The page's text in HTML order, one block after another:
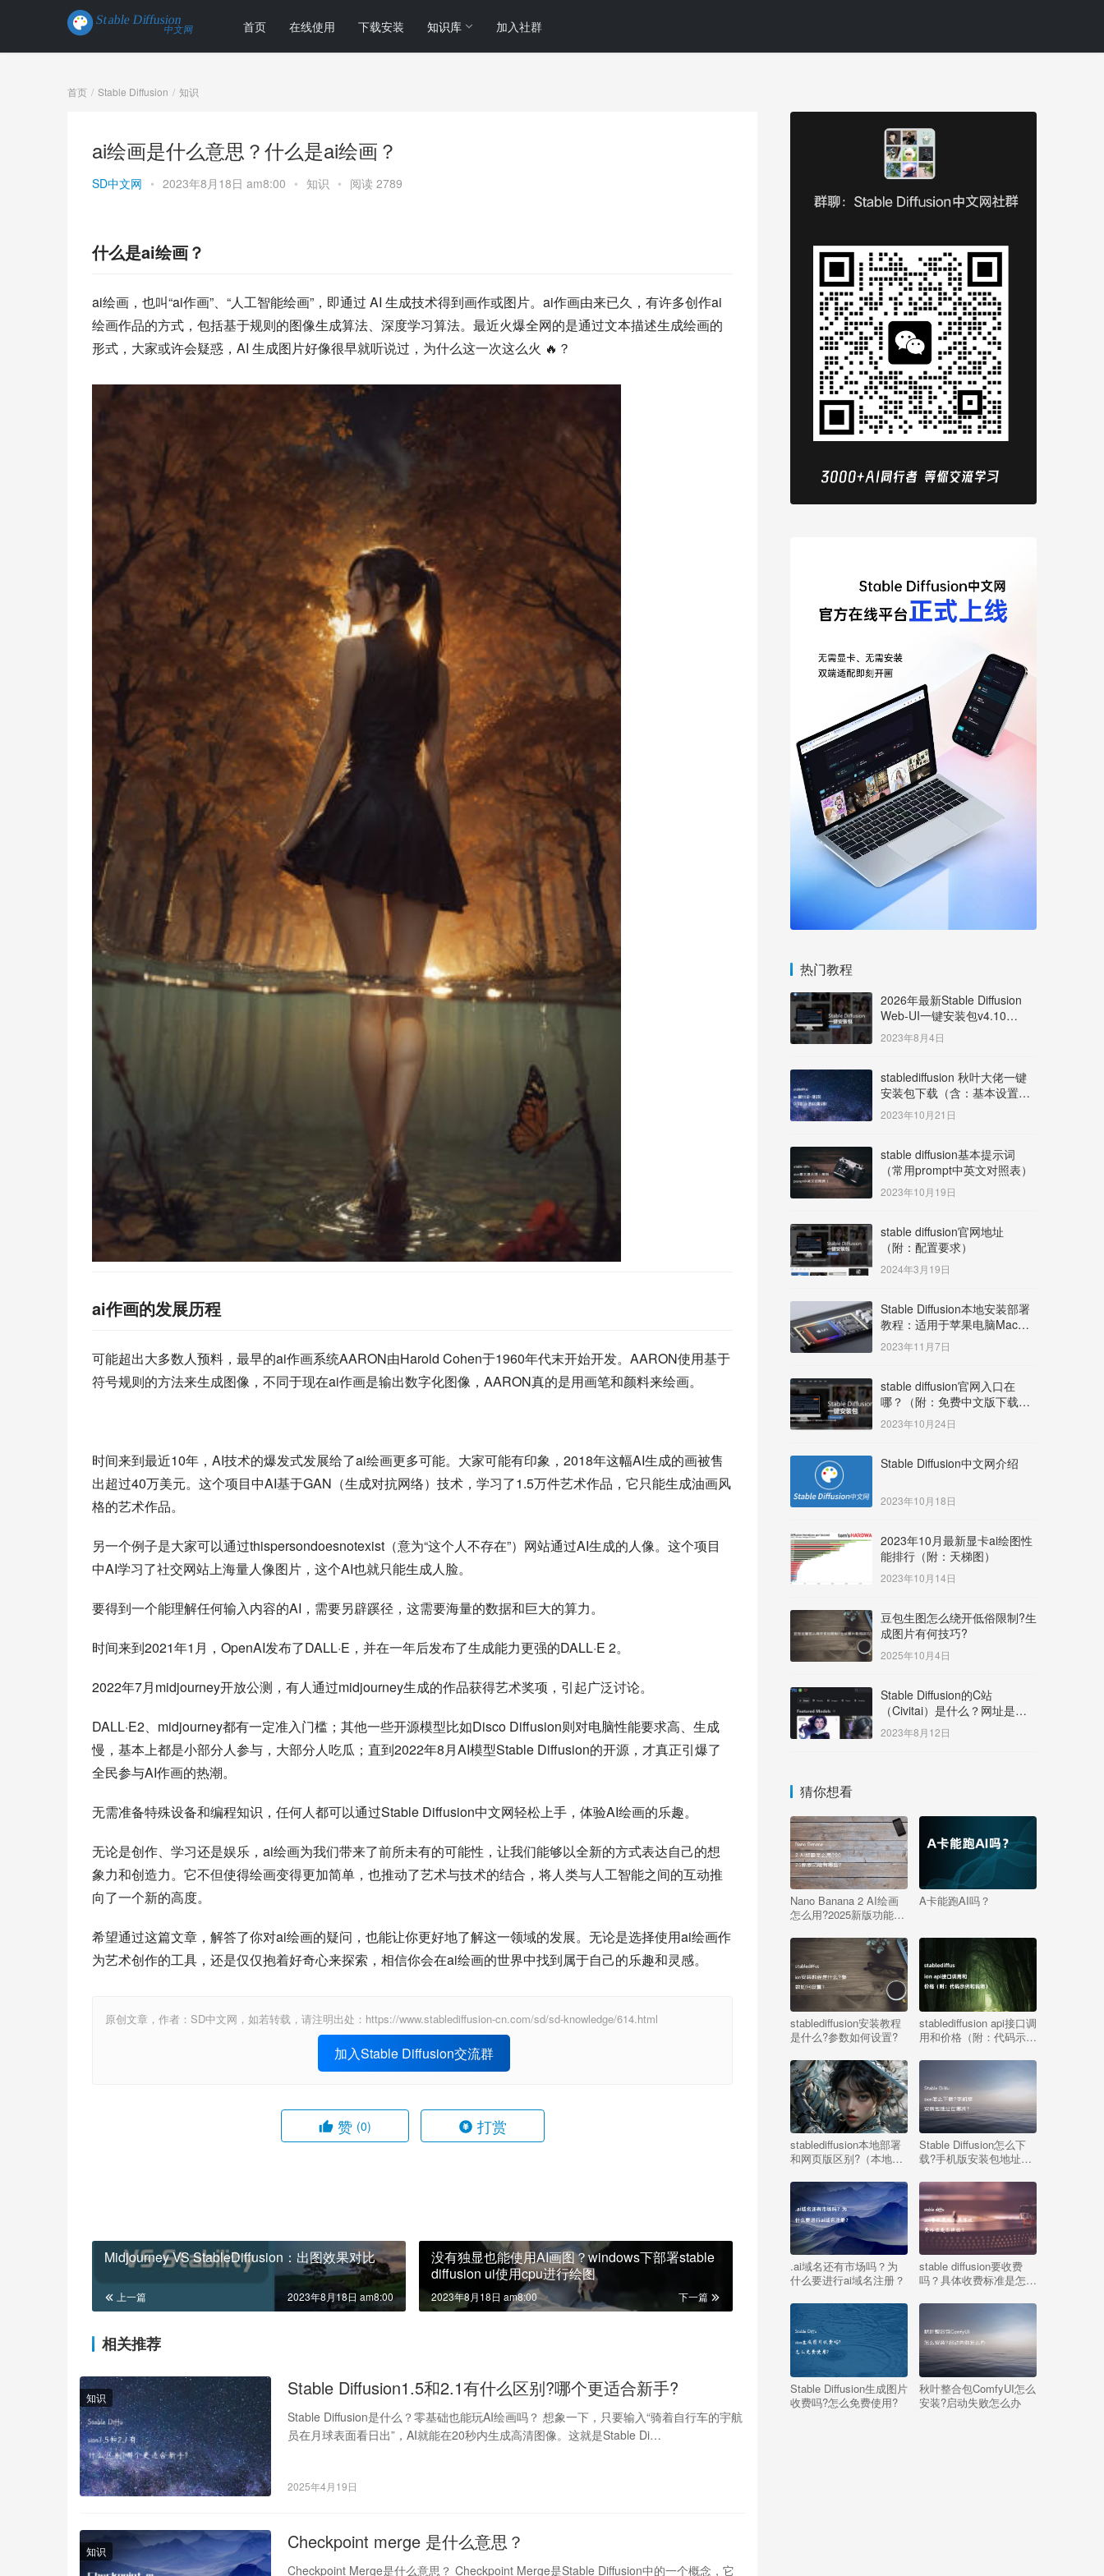
首页 在线使用 下载安装 知识库 加入社群
首页 Stable Diffusion 知识
ai绘画是什么意思？什么是ai绘画？
SD中文网 • 2023年8月18日 am8:00 • 知识 • 阅读 2789
什么是ai绘画？
ai绘画，也叫“ai作画”、“人工智能绘画”，即通过 AI 生成技术得到画作或图片。ai作画由来已久，有许多创作ai
绘画作品的方式，包括基于规则的图像生成算法、深度学习算法。最近火爆全网的是通过文本描述生成绘画的
形式，大家或许会疑惑，AI 生成图片好像很早就听说过，为什么这一次这么火 🔥？
ai作画的发展历程
可能超出大多数人预料，最早的ai作画系统AARON由Harold Cohen于1960年代末开始开发。AARON使用基于
符号规则的方法来生成图像，不同于现在ai作画是输出数字化图像，AARON真的是用画笔和颜料来绘画。
时间来到最近10年，AI技术的爆发式发展给了ai绘画更多可能。大家可能有印象，2018年这幅AI生成的画被售
出超过40万美元。这个项目中AI基于GAN（生成对抗网络）技术，学习了1.5万件艺术作品，它只能生成油画风
格的艺术作品。
另一个例子是大家可以通过thispersondoesnotexist（意为“这个人不存在”）网站通过AI生成的人像。这个项目
中AI学习了社交网站上海量人像图片，这个AI也就只能生成人脸。
要得到一个能理解任何输入内容的AI，需要另辟蹊径，这需要海量的数据和巨大的算力。
时间来到2021年1月，OpenAI发布了DALL·E，并在一年后发布了生成能力更强的DALL·E 2。
2022年7月midjourney开放公测，有人通过midjourney生成的作品获得艺术奖项，引起广泛讨论。
DALL·E2、midjourney都有一定准入门槛；其他一些开源模型比如Disco Diffusion则对电脑性能要求高、生成
慢，基本上都是小部分人参与，大部分人吃瓜；直到2022年8月AI模型Stable Diffusion的开源，才真正引爆了
全民参与AI作画的热潮。
无需准备特殊设备和编程知识，任何人都可以通过Stable Diffusion中文网轻松上手，体验AI绘画的乐趣。
无论是创作、学习还是娱乐，ai绘画为我们带来了前所未有的可能性，让我们能够以全新的方式表达自己的想
象力和创造力。它不但使得绘画变得更加简单，也推动了艺术与技术的结合，将人类与人工智能之间的互动推
向了一个新的高度。
希望通过这篇文章，解答了你对ai绘画的疑问，也能让你更好地了解这一领域的发展。无论是选择使用ai绘画作
为艺术创作的工具，还是仅仅抱着好奇心来探索，相信你会在ai绘画的世界中找到属于自己的乐趣和灵感。
原创文章，作者：SD中文网，如若转载，请注明出处：https://www.stablediffusion-cn.com/sd/sd-knowledge/614.html
加入Stable Diffusion交流群
赞 (0) 打赏
Midjourney VS StableDiffusion：出图效果对比
上一篇 2023年8月18日 am8:00
没有独显也能使用AI画图？windows下部署stable
diffusion ui使用cpu进行绘图
下一篇
2023年8月18日 am8:00
相关推荐
知识 Stable Diffusion1.5和2.1有什么区别?哪个更适合新手?
Stable Diffusion是什么？零基础也能玩AI绘画吗？ 想象一下，只要输入“骑着自行车的宇航
员在月球表面看日出”，AI就能在20秒内生成高清图像。这就是Stable Di…
2025年4月19日
知识 Checkpoint merge 是什么意思？
Checkpoint Merge是什么意思？ Checkpoint Merge是Stable Diffusion中的一个概念，它
热门教程
2026年最新Stable Diffusion
Web-UI一键安装包v4.10
Windows版【支持50系显卡】
2023年8月4日
stablediffusion 秋叶大佬一键
安装包下载（含：基本设置说
明）
2023年10月21日
stable diffusion基本提示词
（常用prompt中英文对照表）
2023年10月19日
stable diffusion官网地址
（附：配置要求）
2024年3月19日
Stable Diffusion本地安装部署
教程：适用于苹果电脑Mac
OS系统M系列芯片：
MacBook/iMac等
2023年11月7日
stable diffusion官网入口在
哪？（附：免费中文版下载安
装教程）
2023年10月24日
Stable Diffusion中文网介绍
2023年10月18日
2023年10月最新显卡ai绘图性
能排行（附：天梯图）
2023年10月14日
豆包生图怎么绕开低俗限制?生
成图片有何技巧?
2025年10月4日
Stable Diffusion的C站
（Civitai）是什么？网址是多
少？
2023年8月12日
猜你想看
Nano Banana 2 AI绘画
怎么用?2025新版功能有
A卡能跑AI吗？
stablediffusion安装教程
是什么?参数如何设置?
stablediffusion api接口调
用和价格（附：代码示例
stablediffusion本地部署
和网页版区别?（本地部
Stable Diffusion怎么下
载?手机版安装包地址在
.ai域名还有市场吗？为
什么要进行ai域名注册？
stable diffusion要收费
吗？具体收费标准是怎样
Stable Diffusion生成图片
收费吗?怎么免费使用?
秋叶整合包ComfyUI怎么
安装?启动失败怎么办